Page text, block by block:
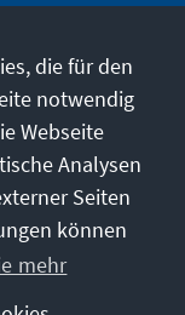
die für den
notwendig
Webseite
Analysen
Seiten
können
mehr